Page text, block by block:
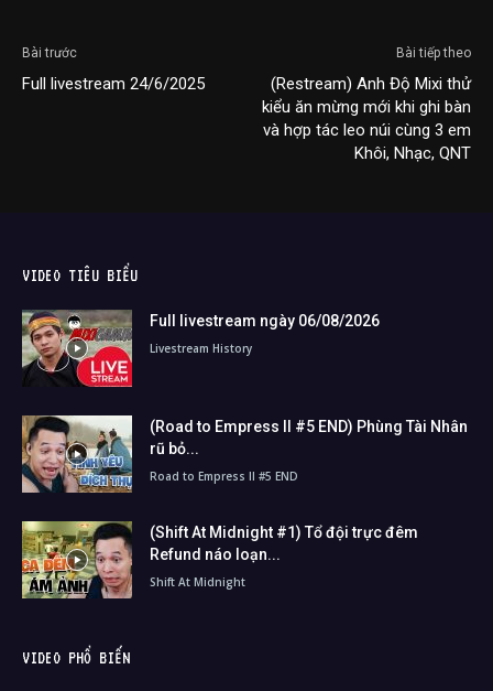
Bài trước
Full livestream 24/6/2025
Bài tiếp theo
(Restream) Anh Độ Mixi thử
kiểu ăn mừng mới khi ghi bàn
và hợp tác leo núi cùng 3 em
Khôi, Nhạc, QNT
VIDEO TIÊU BIỂU
Full livestream ngày 06/08/2026
Livestream History
(Road to Empress II #5 END) Phùng Tài Nhân
rũ bỏ...
Road to Empress II #5 END
(Shift At Midnight #1) Tổ đội trực đêm
Refund náo loạn...
Shift At Midnight
VIDEO PHỔ BIẾN